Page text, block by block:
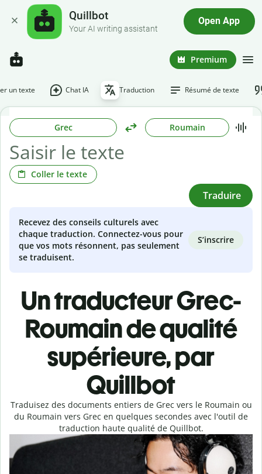
Quillbot
Your AI writing assistant
Open App
Premium
un texte Chat IA Traduction Résumé de texte
Grec Roumain
Coller le texte
Traduire
Recevez des conseils culturels avec
chaque traduction. Connectez-vous pour
que vos mots résonnent, pas seulement
se traduisent.
S’inscrire
Un traducteur Grec-
Roumain de qualité
supérieure, par
Quillbot
Traduisez des documents entiers de Grec vers le Roumain ou
du Roumain vers Grec en quelques secondes avec l'outil de
traduction haute qualité de Quillbot.